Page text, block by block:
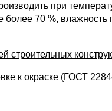
при
70 %, влажность
строительных
к окраске (ГОСТ